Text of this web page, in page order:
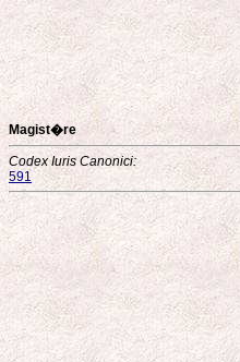
Magist�re
Codex Iuris Canonici:
591